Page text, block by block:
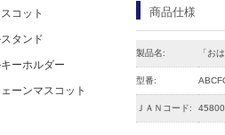
商品仕様
製品名: 「お
型番:
ＪＡＮコード:
コット
タンド
ーホルダー
ーンマスコット